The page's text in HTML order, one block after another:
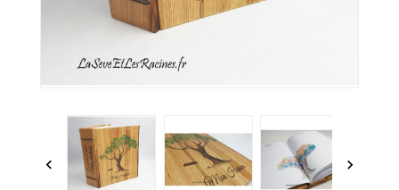
 